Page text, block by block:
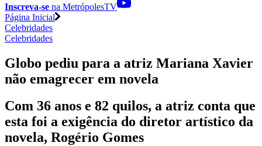
Inscreva-se na MetrópolesTV
Página Inicial
Celebridades
Celebridades
Globo pediu para a atriz Mariana Xavier
não emagrecer em novela
Com 36 anos e 82 quilos, a atriz conta que
esta foi a exigência do diretor artístico da
novela, Rogério Gomes